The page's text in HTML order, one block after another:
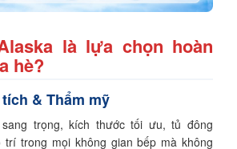
là lựa chọn hoàn
hè?
& Thẩm mỹ
trọng, kích thước tối ưu, tủ đông
trí trong mọi không gian bếp mà không